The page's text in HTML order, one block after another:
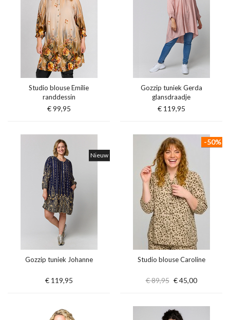
Studio blouse Emilie
randdessin
€ 99,95
Gozzip tuniek Gerda
glansdraadje
€ 119,95
Nieuw
Gozzip tuniek Johanne
€ 119,95
Studio blouse Caroline
€ 89,95 € 45,00
-50%